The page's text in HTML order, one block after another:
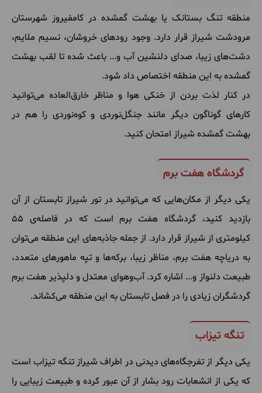
منطقه تنگ بستانک یا بهشت گمشده در کامفیروز شهرستان
مرودشت شیراز قرار دارد. وجود رودهای خروشان، نسیم ملایم،
دشت‌های زیبا، صدای دلنشین آب و... باعث شده تا لقب بهشت
گمشده به این منطقه اختصاص داد شود.
در کنار لذت بردن از خنکی هوا و مناظر خارق‌العاده می‌توانید
کارهای گوناگون دیگر مانند جنگل‌نوردی و کوه‌نوردی را هم در
بهشت گمشده شیراز امتحان کنید.
گردشگاه هفت برم
یکی دیگر از مکان‌هایی که می‌توانید در تور شیراز تابستان از آن
بازدید کنید، گردشگاه هفت برم است که در فاصله‌ی ۵۵
کیلومتری از شیراز قرار دارد. از جمله جاذبه‌های این منطقه می‌توان
به دریاچه هفت برم، مناظر زیبا، برکه‌ها و تپه‌ ماهورهای متعدد،
طبیعت دلنواز و... اشاره کرد. آب‌وهوای معتدل و دلپذیر هفت برم
گردشگران زیادی را در فصل تابستان به این منطقه می‌کشاند.
تنگه تیزاب
یکی دیگر از تفرجگاه‌های دیدنی در اطراف شیراز تنگه تیزاب است
که یکی از انشعابات رود بشار از آن عبور کرده و طبیعت زیبایی را